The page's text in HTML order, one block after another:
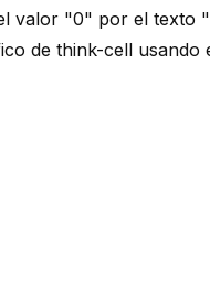
valor "0" por el texto
de think-cell usando